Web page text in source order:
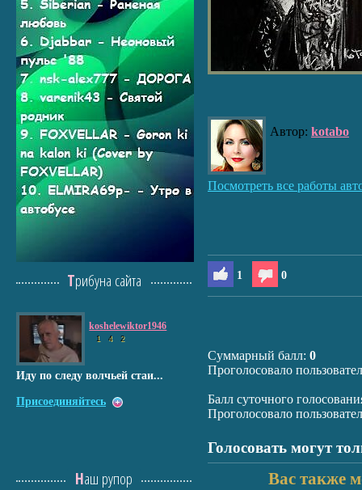
Автор: kotabo
Посмотреть все работы
1 0
Суммарный балл: 0
Проголосовало
Балл суточного
Проголосовало
Голосовать могут
Вас также
Трибуна сайта
koshelewiktor1946
1 4 2
Иду по следу волчьей стаи...
Присоединяйтесь
Наш рупор